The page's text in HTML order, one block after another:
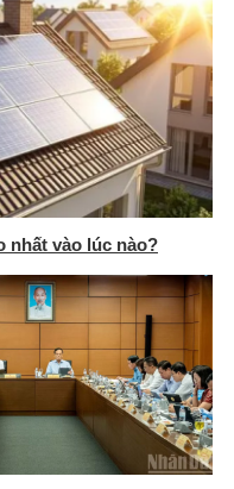
nhất vào lúc nào?